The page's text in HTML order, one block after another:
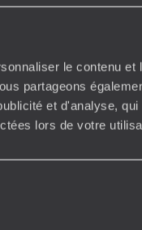
le contenu
partageons
et d'analyse,
lors de votre
de Cookies